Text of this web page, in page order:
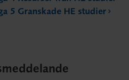
5 Granskade HE studier